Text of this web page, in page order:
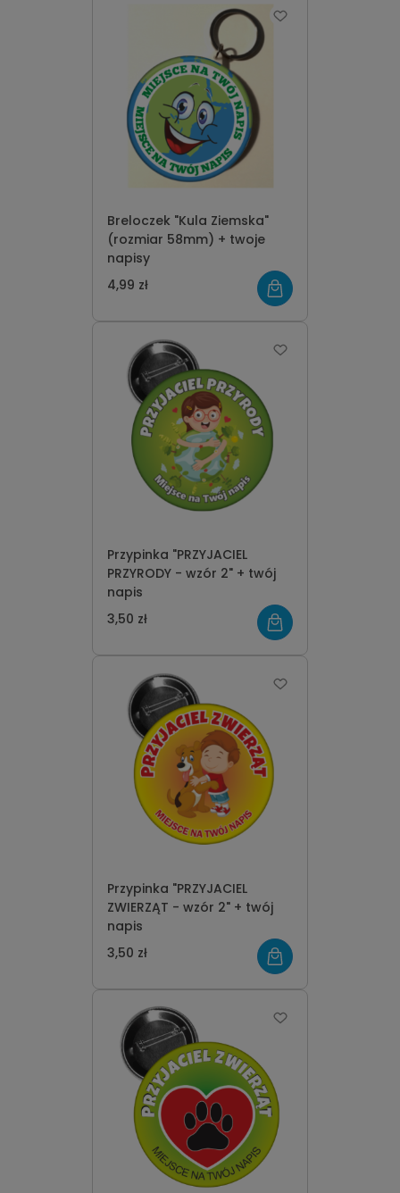
Breloczek "Kula Ziemska"
(rozmiar 58mm) + twoje
napisy
4,99 zł
Przypinka "PRZYJACIEL
PRZYRODY - wzór 2" + twój
napis
3,50 zł
Przypinka "PRZYJACIEL
ZWIERZĄT - wzór 2" + twój
napis
3,50 zł